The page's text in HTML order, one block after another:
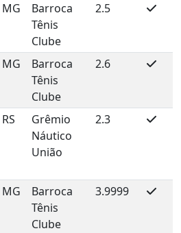
MG
Barroca
Tênis
Clube
2.5
MG
Barroca
Tênis
Clube
2.6
RS
Grêmio
Náutico
União
2.3
MG
Barroca
Tênis
Clube
3.9999